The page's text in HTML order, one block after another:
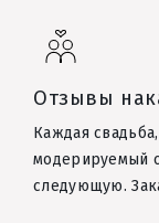
Отзывы
Каждая
модерируемый
следующую.